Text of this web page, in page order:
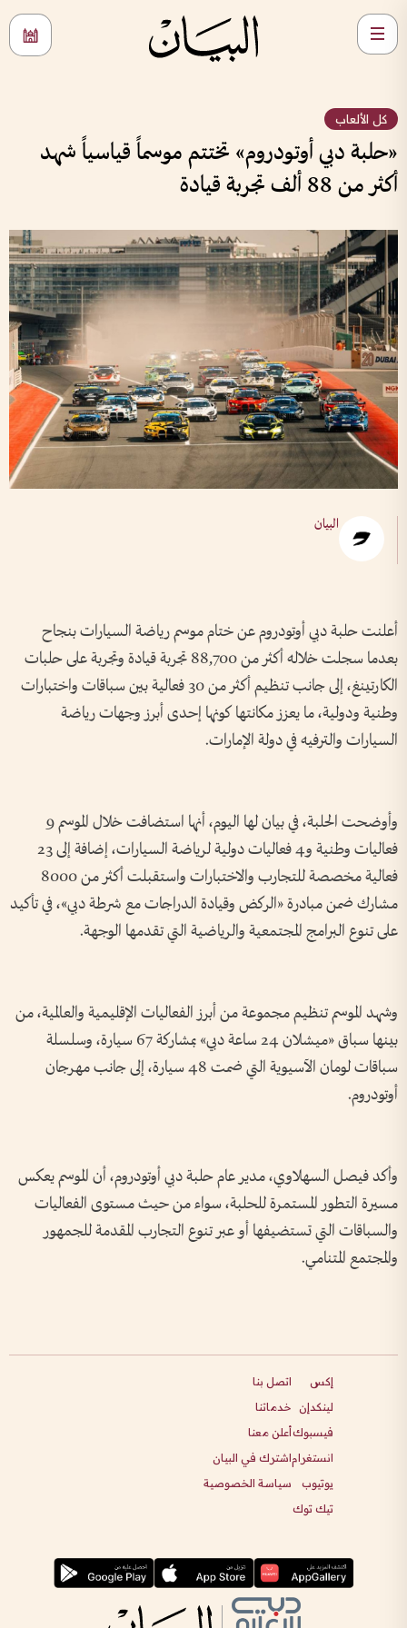
كل الألعاب
«حلبة دبي أوتودروم» تختتم موسماً قياسياً شهد
أكثر من 88 ألف تجربة قيادة
البيان
أعلنت حلبة دبي أوتودروم عن ختام موسم رياضة السيارات بنجاح
بعدما سجلت خلاله أكثر من 88,700 تجربة قيادة وتجربة على حلبات
الكارتينغ، إلى جانب تنظيم أكثر من 30 فعالية بين سباقات واختبارات
وطنية ودولية، ما يعزز مكانتها كونها إحدى أبرز وجهات رياضة
السيارات والترفيه في دولة الإمارات.
وأوضحت الحلبة، في بيان لها اليوم، أنها استضافت خلال الموسم 9
فعاليات وطنية و4 فعاليات دولية لرياضة السيارات، إضافة إلى 23
فعالية مخصصة للتجارب والاختبارات واستقبلت أكثر من 8000
مشارك ضمن مبادرة «الركض وقيادة الدراجات مع شرطة دبي»، في تأكيد
على تنوع البرامج المجتمعية والرياضية التي تقدمها الوجهة.
وشهد الموسم تنظيم مجموعة من أبرز الفعاليات الإقليمية والعالمية، من
بينها سباق «ميشلان 24 ساعة دبي» بمشاركة 67 سيارة، وسلسلة
سباقات لومان الآسيوية التي ضمت 48 سيارة، إلى جانب مهرجان
أوتودروم.
وأكد فيصل السهلاوي، مدير عام حلبة دبي أوتودروم، أن الموسم يعكس
مسيرة التطور المستمرة للحلبة، سواء من حيث مستوى الفعاليات
والسباقات التي تستضيفها أو عبر تنوع التجارب المقدمة للجمهور
والمجتمع المتنامي.
إكس
لينكدإن
فيسبوك
انستغرام
يوتيوب
تيك توك
اتصل بنا
خدماتنا
أعلن معنا
اشترك في البيان
سياسة الخصوصية